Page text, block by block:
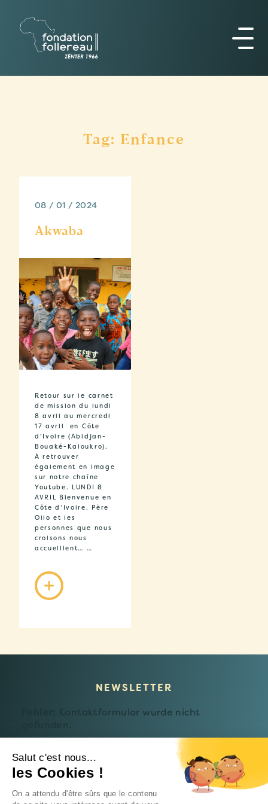
Tag: Enfance
08 / 01 / 2024
Akwaba
Retour sur le carnet
de mission du lundi
8 avril au mercredi
17 avril en Côte
d’Ivoire (Abidjan-
Bouaké-Kaloukro).
À retrouver
également en image
sur notre chaîne
Youtube. LUNDI 8
AVRIL Bienvenue en
Côte d’Ivoire. Père
Ollo et les
personnes que nous
croisons nous
accueillent… …
NEWSLETTER
Kontaktformular wurde nicht
Datenschutzerklärung
Salut c'est nous...
les Cookies !
On a attendu d'être sûrs que le contenu